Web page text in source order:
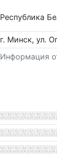
Республика
г. Минск, ул.
Информация